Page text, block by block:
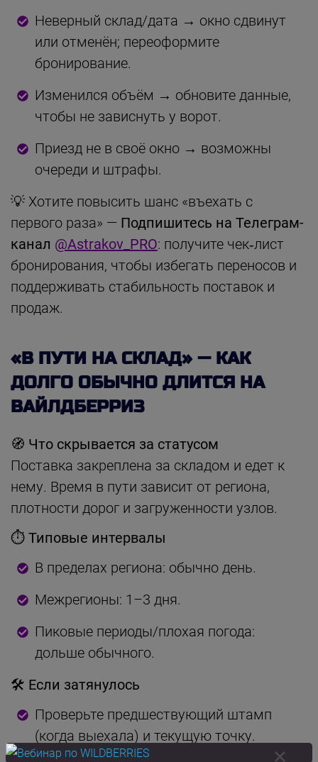
Неверный склад/дата → окно сдвинут
или отменён; переоформите
бронирование.
Изменился объём → обновите данные,
чтобы не зависнуть у ворот.
Приезд не в своё окно → возможны
очереди и штрафы.
💡 Хотите повысить шанс «въехать с
первого раза» — Подпишитесь на Телеграм-
канал @Astrakov_PRO: получите чек‑лист
бронирования, чтобы избегать переносов и
поддерживать стабильность поставок и
продаж.
«В ПУТИ НА СКЛАД» — КАК
ДОЛГО ОБЫЧНО ДЛИТСЯ НА
ВАЙЛДБЕРРИЗ
🧭 Что скрывается за статусом
Поставка закреплена за складом и едет к
нему. Время в пути зависит от региона,
плотности дорог и загруженности узлов.
⏱ Типовые интервалы
В пределах региона: обычно день.
Межрегионы: 1–3 дня.
Пиковые периоды/плохая погода:
дольше обычного.
🛠 Если затянулось
Проверьте предшествующий штамп
(когда выехала) и текущую точку.